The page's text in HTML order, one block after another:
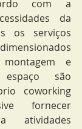
com a
da
os serviços
e
são
coworking
fornecer
atividades